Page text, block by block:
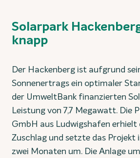
Solarpark
knapp
Der Hackenberg ist aufgrund
Sonnenertrags ein optimaler
der UmweltBank finanzierten
Leistung von 7,7 Megawatt. Die
GmbH aus Ludwigshafen erhielt
Zuschlag und setzte das Projekt
zwei Monaten um. Die Anlage